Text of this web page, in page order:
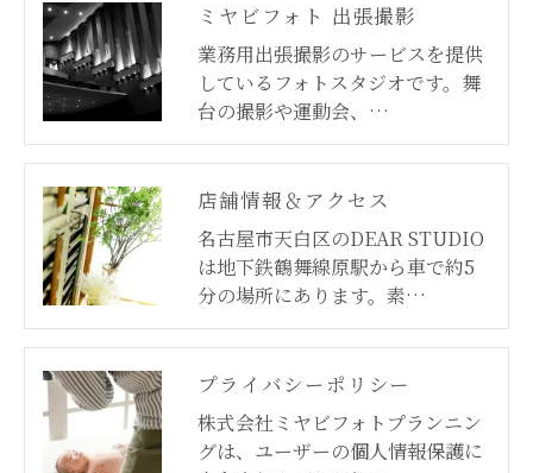
ミヤビフォト 出張撮影
業務用出張撮影のサービスを提供
しているフォトスタジオです。舞
台の撮影や運動会、…
店舗情報＆アクセス
名古屋市天白区のDEAR STUDIO
は地下鉄鶴舞線原駅から車で約5
分の場所にあります。素…
プライバシーポリシー
株式会社ミヤビフォトプランニン
グは、ユーザーの個人情報保護に